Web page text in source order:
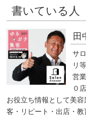
書いている人
田
サ
リ
営
０
お役立ち情報として美
客・リピート・出店・教